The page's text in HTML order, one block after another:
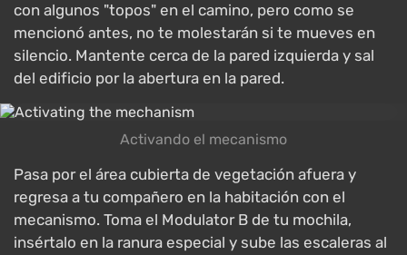
con algunos "topos" en el camino, pero como se
mencionó antes, no te molestarán si te mueves en
silencio. Mantente cerca de la pared izquierda y sal
del edificio por la abertura en la pared.
Activando el mecanismo
Pasa por el área cubierta de vegetación afuera y
regresa a tu compañero en la habitación con el
mecanismo. Toma el Modulator B de tu mochila,
insértalo en la ranura especial y sube las escaleras al